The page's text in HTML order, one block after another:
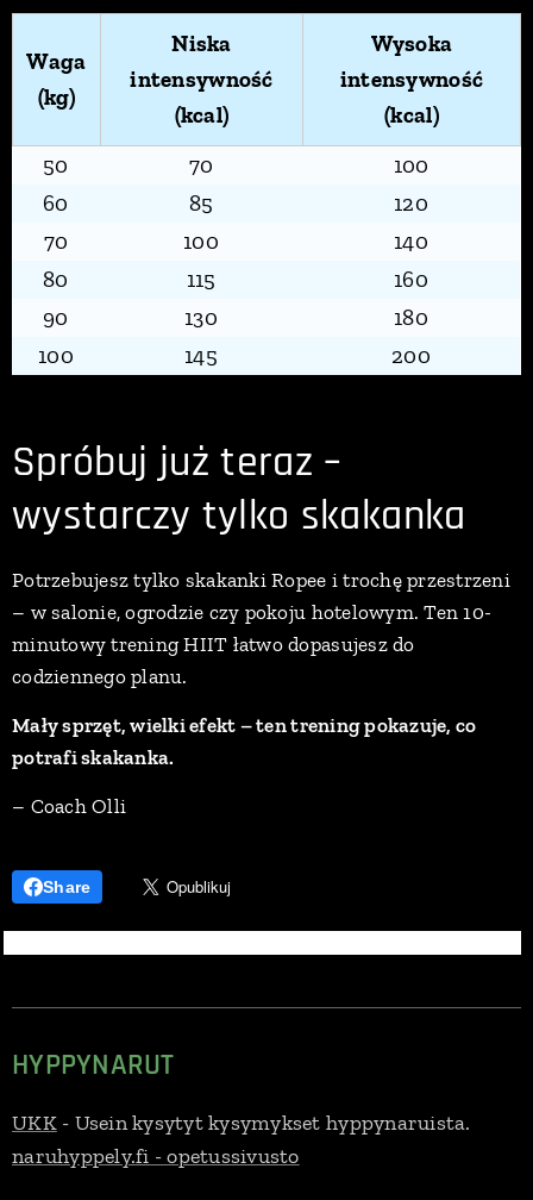
Waga
(kg)
Niska
intensywność
(kcal)
Wysoka
intensywność
(kcal)
50
70
100
60
85
120
70
100
140
80
115
160
90
130
180
100
145 200
Spróbuj już teraz –
wystarczy tylko skakanka
Potrzebujesz tylko skakanki Ropee i trochę przestrzeni
– w salonie, ogrodzie czy pokoju hotelowym. Ten 10-
minutowy trening HIIT łatwo dopasujesz do
codziennego planu.
Mały sprzęt, wielki efekt – ten trening pokazuje, co
potrafi skakanka.
– Coach Olli
Share
HYPPYNARUT
UKK- Usein kysytyt kysymykset hyppynaruista.
naruhyppely.fi - opetussivusto